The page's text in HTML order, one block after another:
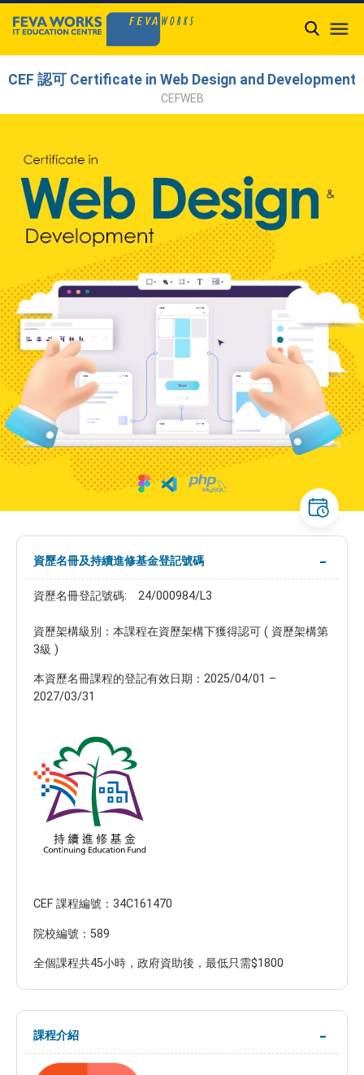

CEF 認可 Certificate in Web Design and Development
CEFWEB
資歷名冊及持續進修基金登記號碼
資歷名冊登記號碼: 24/000984/L3
資歷架構級別：本課程在資歷架構下獲得認可 ( 資歷架構第
3級 )
本資歷名冊課程的登記有效日期：2025/04/01 –
2027/03/31
CEF 課程編號：34C161470
院校編號：589
全個課程共45小時，政府資助後，最低只需$1800
課程介紹